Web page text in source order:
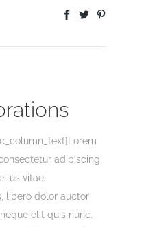
adipiscing
vitae
libero dolor auctor
elit quis nunc.